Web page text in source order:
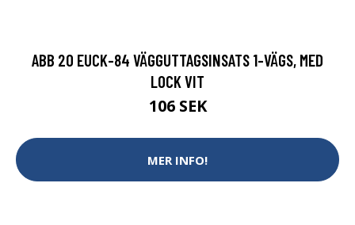
ABB 20 EUCK-84 VÄGGUTTAGSINSATS 1-VÄGS, MED
LOCK VIT
106 SEK
MER INFO!